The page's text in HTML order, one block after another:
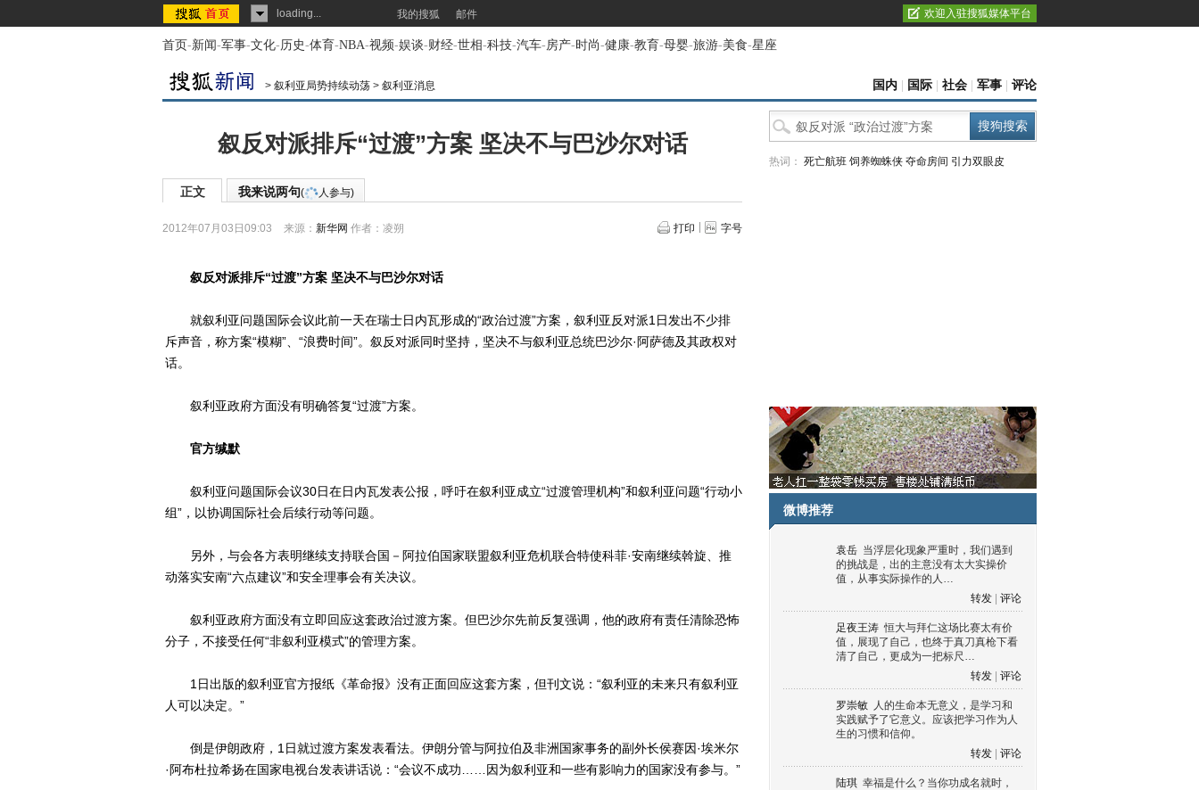
loading... 我的搜狐 邮件 欢迎入驻搜狐媒体平台
首页-新闻-军事-文化-历史-体育-NBA-视频-娱谈-财经-世相-科技-汽车-房产-时尚-健康-教育-母婴-旅游-美食-星座
> 叙利亚局势持续动荡 > 叙利亚消息 国内 国际 社会 军事 评论
叙反对派排斥“过渡”方案 坚决不与巴沙尔对话
正文 我来说两句( 人参与)
2012年07月03日09:03 来源： 新华网 作者：凌朔 打印 字号
叙反对派排斥“过渡”方案 坚决不与巴沙尔对话
就叙利亚问题国际会议此前一天在瑞士日内瓦形成的“政治过渡”方案，叙利亚反对派1日发出不少排
斥声音，称方案“模糊”、“浪费时间”。叙反对派同时坚持，坚决不与叙利亚总统巴沙尔·阿萨德及其政权对
话。
叙利亚政府方面没有明确答复“过渡”方案。
官方缄默
叙利亚问题国际会议30日在日内瓦发表公报，呼吁在叙利亚成立“过渡管理机构”和叙利亚问题“行动小
组”，以协调国际社会后续行动等问题。
另外，与会各方表明继续支持联合国－阿拉伯国家联盟叙利亚危机联合特使科菲·安南继续斡旋、推
动落实安南“六点建议”和安全理事会有关决议。
叙利亚政府方面没有立即回应这套政治过渡方案。但巴沙尔先前反复强调，他的政府有责任清除恐怖
分子，不接受任何“非叙利亚模式”的管理方案。
1日出版的叙利亚官方报纸《革命报》没有正面回应这套方案，但刊文说：“叙利亚的未来只有叙利亚
人可以决定。”
倒是伊朗政府，1日就过渡方案发表看法。伊朗分管与阿拉伯及非洲国家事务的副外长侯赛因·埃米尔
·阿布杜拉希扬在国家电视台发表讲话说：“会议不成功……因为叙利亚和一些有影响力的国家没有参与。”
热词： 死亡航班 饲养蜘蛛侠 夺命房间 引力双眼皮
微博推荐
袁岳 当浮层化现象严重时，我们遇到
的挑战是，出的主意没有太大实操价
值，从事实际操作的人…
转发
评论
足夜王涛 恒大与拜仁这场比赛太有价
值，展现了自己，也终于真刀真枪下看
清了自己，更成为一把标尺…
转发
评论
罗崇敏 人的生命本无意义，是学习和
实践赋予了它意义。应该把学习作为人
生的习惯和信仰。
转发
评论
陆琪 幸福是什么？当你功成名就时，